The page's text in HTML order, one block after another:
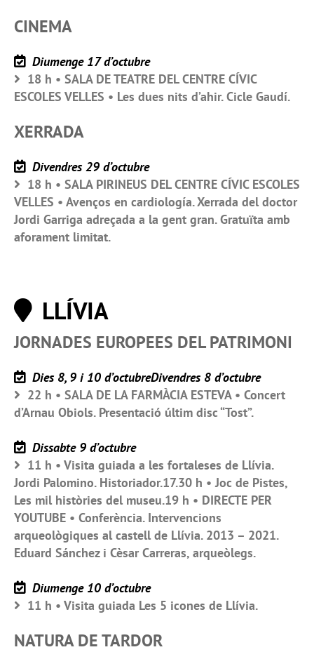
CINEMA
Diumenge 17 d’octubre
18 h • SALA DE TEATRE DEL CENTRE CÍVIC
ESCOLES VELLES • Les dues nits d’ahir. Cicle Gaudí.
XERRADA
Divendres 29 d’octubre
18 h • SALA PIRINEUS DEL CENTRE CÍVIC ESCOLES
VELLES • Avenços en cardiología. Xerrada del doctor
Jordi Garriga adreçada a la gent gran. Gratuïta amb
aforament limitat.
LLÍVIA
JORNADES EUROPEES DEL PATRIMONI
Dies 8, 9 i 10 d’octubreDivendres 8 d’octubre
22 h • SALA DE LA FARMÀCIA ESTEVA • Concert
d’Arnau Obiols. Presentació últim disc “Tost”.
Dissabte 9 d’octubre
11 h • Visita guiada a les fortaleses de Llívia.
Jordi Palomino. Historiador.17.30 h • Joc de Pistes,
Les mil històries del museu.19 h • DIRECTE PER
YOUTUBE • Conferència. Intervencions
arqueològiques al castell de Llívia. 2013 – 2021.
Eduard Sánchez i Cèsar Carreras, arqueòlegs.
Diumenge 10 d’octubre
11 h • Visita guiada Les 5 icones de Llívia.
NATURA DE TARDOR